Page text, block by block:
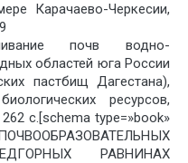
Карачаево-Черкесии,
почв водно-
областей юга России
пастбищ Дагестана),
ресурсов,
с.[schema type=»book»
РАВНИНАХ